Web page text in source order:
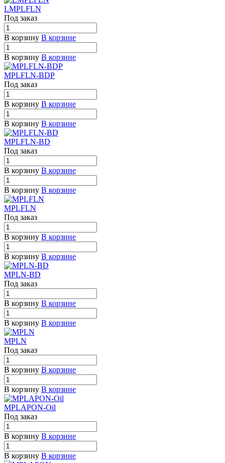
LMPLFLN
Под заказ
В корзину В корзине
В корзину В корзине
MPLFLN-BDP
Под заказ
В корзину В корзине
В корзину В корзине
MPLFLN-BD
Под заказ
В корзину В корзине
В корзину В корзине
MPLFLN
Под заказ
В корзину В корзине
В корзину В корзине
MPLN-BD
Под заказ
В корзину В корзине
В корзину В корзине
MPLN
Под заказ
В корзину В корзине
В корзину В корзине
MPLAPON-Oil
Под заказ
В корзину В корзине
В корзину В корзине